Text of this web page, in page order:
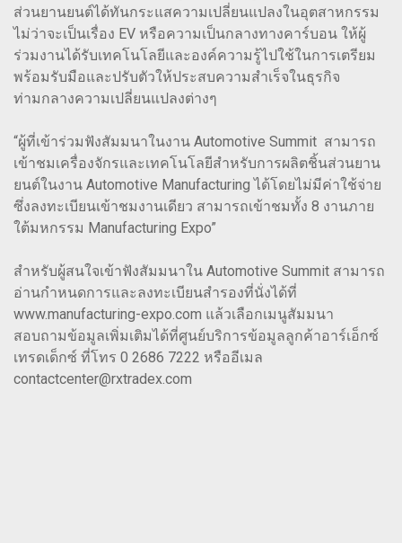
ส่วนยานยนต์ได้ทันกระแสความเปลี่ยนแปลงในอุตสาหกรรม
ไม่ว่าจะเป็นเรื่อง EV หรือความเป็นกลางทางคาร์บอน ให้ผู้
ร่วมงานได้รับเทคโนโลยีและองค์ความรู้ไปใช้ในการเตรียม
พร้อมรับมือและปรับตัวให้ประสบความสำเร็จในธุรกิจ
ท่ามกลางความเปลี่ยนแปลงต่างๆ
“ผู้ที่เข้าร่วมฟังสัมมนาในงาน Automotive Summit สามารถ
เข้าชมเครื่องจักรและเทคโนโลยีสำหรับการผลิตชิ้นส่วนยาน
ยนต์ในงาน Automotive Manufacturing ได้โดยไม่มีค่าใช้จ่าย
ซึ่งลงทะเบียนเข้าชมงานเดียว สามารถเข้าชมทั้ง 8 งานภาย
ใต้มหกรรม Manufacturing Expo”
สำหรับผู้สนใจเข้าฟังสัมมนาใน Automotive Summit สามารถ
อ่านกำหนดการและลงทะเบียนสำรองที่นั่งได้ที่
www.manufacturing-expo.com แล้วเลือกเมนูสัมมนา
สอบถามข้อมูลเพิ่มเติมได้ที่ศูนย์บริการข้อมูลลูกค้าอาร์เอ็กซ์
เทรดเด็กซ์ ที่โทร 0 2686 7222 หรืออีเมล
contactcenter@rxtradex.com